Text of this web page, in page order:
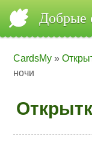
Добрые
CardsMy »
ночи